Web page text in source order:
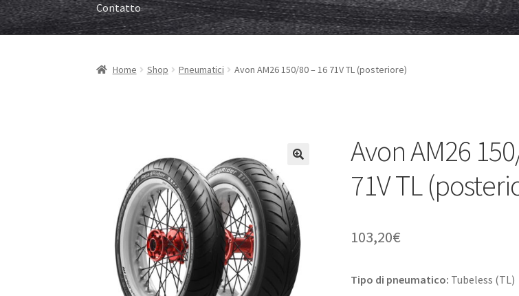
Contatto
Home Shop Pneumatici Avon AM26 150/80 – 16 71V TL (posteriore)
Avon AM26
71V TL
103,20€
Tipo di pneumatico: Tubeless (TL)